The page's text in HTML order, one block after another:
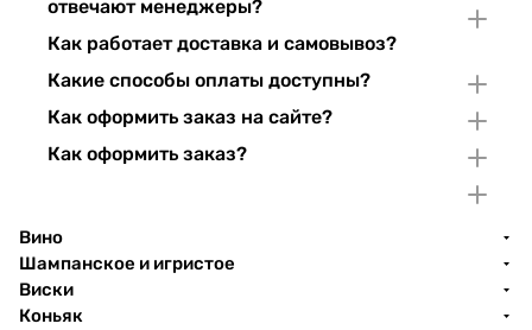
отвечают менеджеры?
Как работает доставка и самовывоз?
Какие способы оплаты доступны?
Как оформить заказ на сайте?
Как оформить заказ?
Вино
Шампанское и игристое
Виски
Коньяк